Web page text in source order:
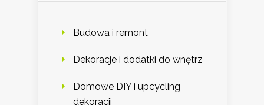
Budowa i remont
Dekoracje i dodatki do wnętrz
Domowe DIY i upcycling
dekoracji